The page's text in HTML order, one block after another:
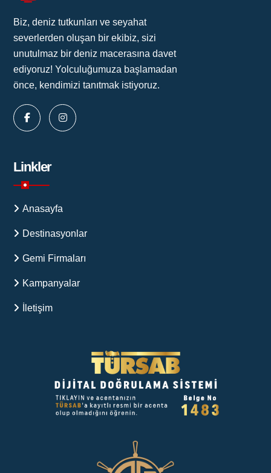
Biz, deniz tutkunları ve seyahat
severlerden oluşan bir ekibiz, sizi
unutulmaz bir deniz macerasına davet
ediyoruz! Yolculuğumuza başlamadan
önce, kendimizi tanıtmak istiyoruz.
Linkler
Anasayfa
Destinasyonlar
Gemi Firmaları
Kampanyalar
İletişim